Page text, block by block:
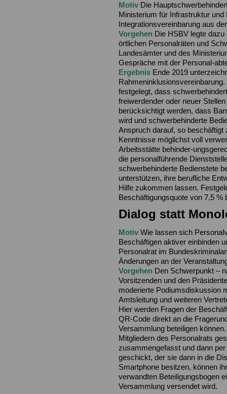
Motiv Die
Ministerium für Infrastruktur
Integrationsvereinbarung aus
Vorgehen Die HSBV legte
örtlichen Personalräten und
Landesämter und des
Gespräche mit der Personal-
Ergebnis Ende 2019
festgelegt, dass
freiwerdender oder neuer
berücksichtigt werden, dass
wird und schwerbehinderte
Anspruch darauf, so beschäftigt
Kenntnisse möglichst voll
Arbeitsstätte behinder-
die personalführende
schwerbehinderte Bedienstete
unterstützen, ihre berufliche
Hilfe zukommen lassen.
Beschäftigungsquote von 7,5 %
Dialog statt
Motiv Wie lassen sich
Beschäftigen aktiver einbinden
Personalrat im
Änderungen an der
Vorgehen Den Schwerpunkt –
Vorsitzenden und den
moderierte Podiumsdiskussion
Amtsleitung und weiteren
Hier werden Fragen der
QR-Code direkt an die
Versammlung beteiligen
Mitgliedern des Personalrats
zusammengefasst und dann
geschickt, der sie dann in die
Smartphone besitzen, können
verwandten Beteiligungsbogen
Versammlung versendet wird.